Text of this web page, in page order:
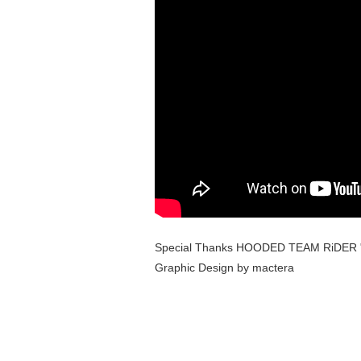
Special Thanks HOODED TEAM RiDER
Graphic Design by mactera